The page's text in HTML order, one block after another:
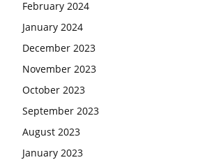
February 2024
January 2024
December 2023
November 2023
October 2023
September 2023
August 2023
January 2023